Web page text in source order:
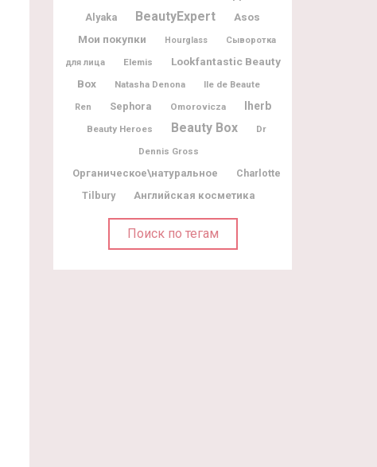
Alyaka
BeautyExpert Asos
Мои покупки Hourglass Сыворотка
для лица Elemis
Lookfantastic Beauty
Box
Natasha Denona Ile de Beaute
Ren Sephora Omorovicza Iherb
Beauty Heroes Beauty Box
Dr
Dennis Gross
Органическое\натуральное
Charlotte
Tilbury
Английская косметика
Поиск по тегам